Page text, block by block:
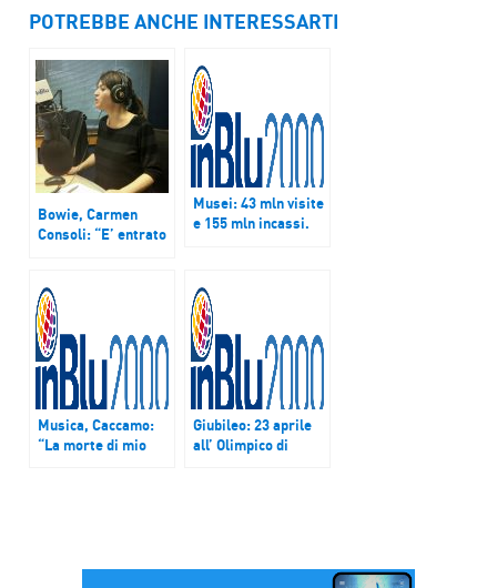
POTREBBE ANCHE INTERESSARTI
Bowie, Carmen
Consoli: “E’ entrato
Musei: 43 mln visite
e 155 mln incassi.
patrimonio”
Musica, Caccamo:
“La morte di mio
Giubileo: 23 aprile
all’ Olimpico di